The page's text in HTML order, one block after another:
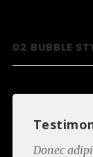
02 BUBBLE
Donec